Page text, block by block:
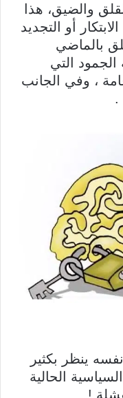
والضيق، هذا
أو التجديد
بالماضي
التي
، وفي الجانب
.
ينظر بكثير
الحالية
!